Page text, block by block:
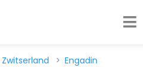
Zwitserland
Engadin